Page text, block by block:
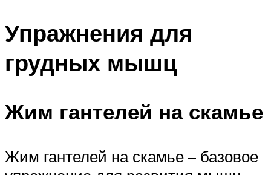
Упражнения для
грудных мышц
Жим гантелей на скамье
Жим гантелей на скамье – базовое